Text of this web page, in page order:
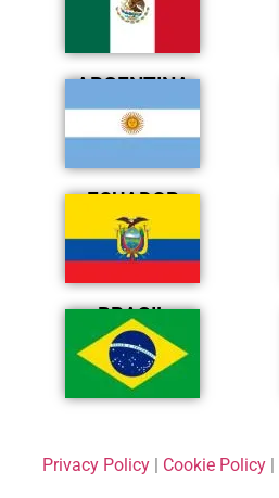
ARGENTINA
ECUADOR
BRASIL
Privacy Policy| Cookie Policy|